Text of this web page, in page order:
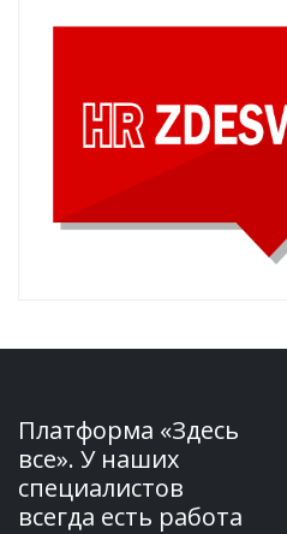
Платформа «Здесь
все». У наших
специалистов
всегда есть работа